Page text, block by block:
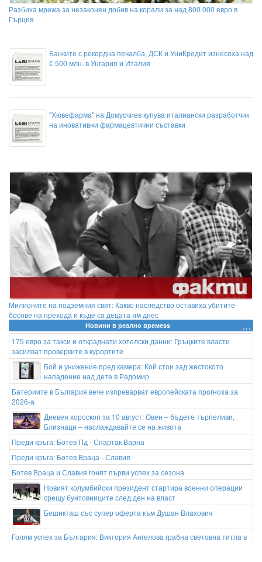
Разбиха мрежа за незаконен добив на корали за над 800 000 евро в
Гърция
Банките с рекордна печалба, ДСК и УниКредит изнесоха над
€ 500 млн. в Унгария и Италия
"Хювефарма" на Домусчиев купува италиански разработчик
на иновативни фармацевтични съставки
Милионите на подземния свят: Какво наследство оставиха убитите
босове на прехода и къде са децата им днес
Новини в реално времеss
175 евро за такси и откраднати хотелски данни: Гръцките власти
засилват проверките в курортите
Бой и унижение пред камера: Кой стои зад жестокото
нападение над дете в Радомир
Батериите в България вече изпреварват европейската прогноза за
2026-а
Дневен хороскоп за 10 август: Овен – бъдете търпеливи,
Близнаци – наслаждавайте се на живота
Преди кръга: Ботев Пд - Спартак Варна
Преди кръга: Ботев Враца - Славия
Ботев Враца и Славия гонят първи успех за сезона
Новият колумбийски президент стартира военни операции
срещу бунтовниците след ден на власт
Бешикташ със супер оферта към Душан Влахович
Голям успех за България: Виктория Ангелова грабна световна титла в